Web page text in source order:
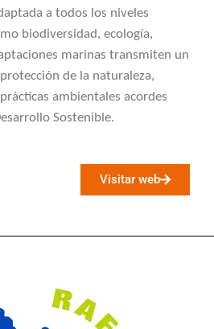
a todos los niveles
biodiversidad, ecología,
marinas transmiten un
de la naturaleza,
ambientales acordes
Sostenible.
Visitar web